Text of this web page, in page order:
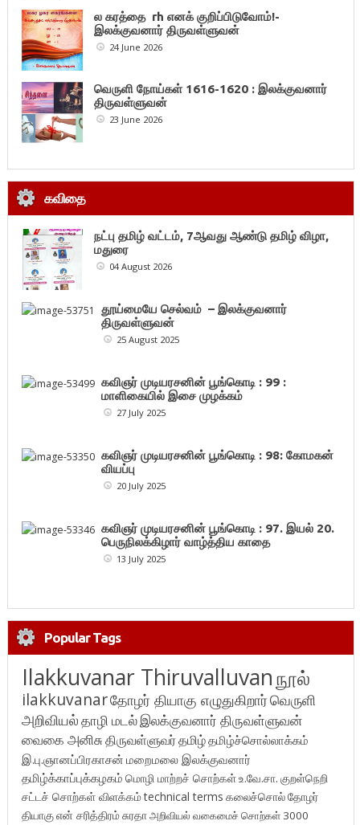
ல கரத்தை rh எனக் குறிப்பிடுவோம்!-
இலக்குவனார் திருவள்ளுவன்
24 June 2026
வெருளி நோய்கள் 1616-1620 : இலக்குவனார்
திருவள்ளுவன்
23 June 2026
கவிதை
நட்பு தமிழ் வட்டம், 7ஆவது ஆண்டு தமிழ் விழா,
மதுரை
04 August 2026
தூய்மையே செல்வம் – இலக்குவனார்
திருவள்ளுவன்
25 August 2025
கவிஞர் முடியரசனின் பூங்கொடி : 99 :
மாளிகையில் இசை முழக்கம்
27 July 2025
கவிஞர் முடியரசனின் பூங்கொடி : 98: கோமகன்
வியப்பு
20 July 2025
கவிஞர் முடியரசனின் பூங்கொடி : 97. இயல் 20.
பெருநிலக்கிழார் வாழ்த்திய காதை
13 July 2025
Popular Tags
Ilakkuvanar Thiruvalluvanநூல்
ilakkuvanarதோழர் தியாகு எழுதுகிறார்வெருளி
அறிவியல்தாழி மடல்இலக்குவனார் திருவள்ளுவன்
வைகை அனிசுதிருவள்ளுவர்தமிழ்தமிழ்ச்சொல்லாக்கம்
இ.பு.ஞானப்பிரகாசன் மறைமலை இலக்குவனார்
தமிழ்க்காப்புக்கழகம் மொழி மாற்றச் சொற்கள்உ.வே.சா. குறள்நெறி
சட்டச் சொற்கள் விளக்கம்technical terms கலைச்சொல்தோழர்
தியாகுஎன் சரித்திரம்சுரதாஅறிவியல் வகைமைச் சொற்கள் 3000